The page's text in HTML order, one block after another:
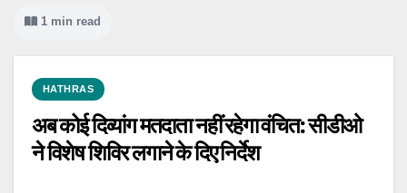
1 min read
HATHRAS
अब कोई दिव्यांग मतदाता नहीं रहेगा वंचित: सीडीओ
ने विशेष शिविर लगाने के दिए निर्देश